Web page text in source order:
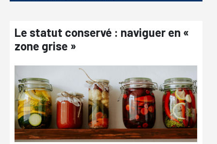
Le statut conservé : naviguer en «
zone grise »